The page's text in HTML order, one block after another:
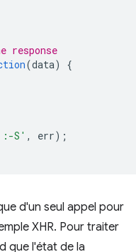
response
(data)
{
:-S' , err);
d'un seul appel pour
XHR. Pour traiter
que l'état de la